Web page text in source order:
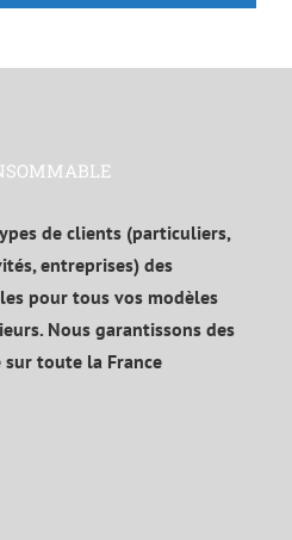
de clients (particuliers,
entreprises) des
pour tous vos modèles
Nous garantissons des
toute la France